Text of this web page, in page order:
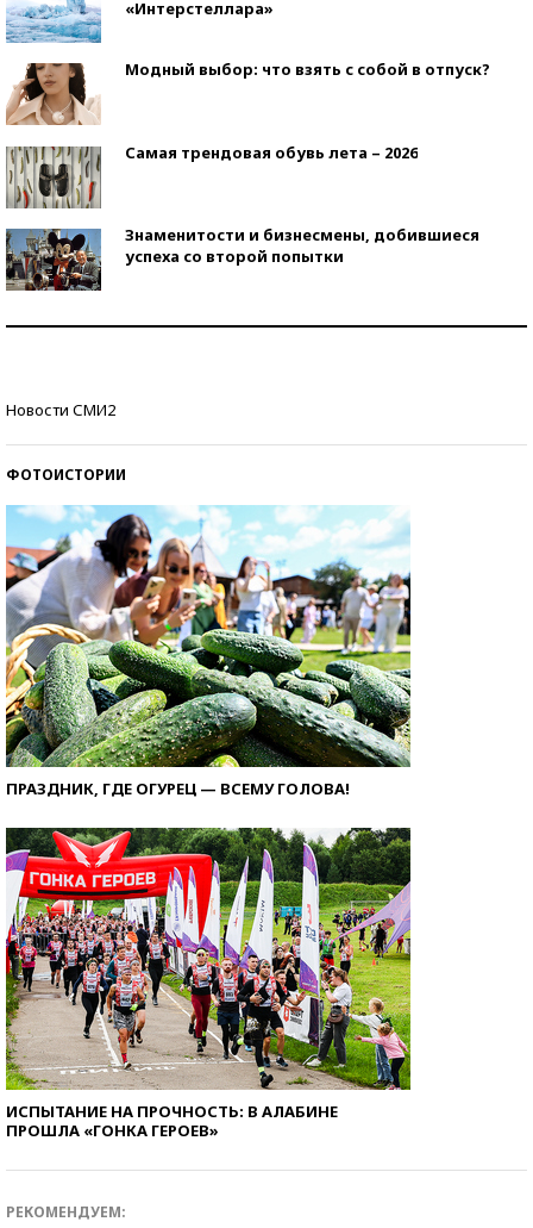
«Интерстеллара»
Модный выбор: что взять с собой в отпуск?
Самая трендовая обувь лета – 2026
Знаменитости и бизнесмены, добившиеся
успеха со второй попытки
Новости СМИ2
ФОТОИСТОРИИ
ПРАЗДНИК, ГДЕ ОГУРЕЦ — ВСЕМУ ГОЛОВА!
ИСПЫТАНИЕ НА ПРОЧНОСТЬ: В АЛАБИНЕ
ПРОШЛА «ГОНКА ГЕРОЕВ»
РЕКОМЕНДУЕМ: